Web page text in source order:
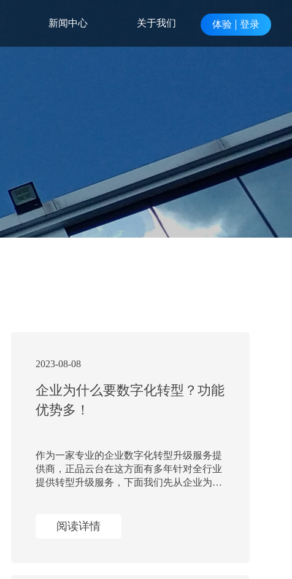
新闻中心 关于我们 体验 登录
2023-08-08
企业为什么要数字化转型？功能
优势多！
作为一家专业的企业数字化转型升级服务提
供商，正品云台在这方面有多年针对全行业
提供转型升级服务，下面我们先从企业为什
阅读详情